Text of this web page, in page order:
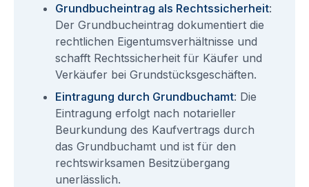
Grundbucheintrag als Rechtssicherheit:
Der Grundbucheintrag dokumentiert die
rechtlichen Eigentumsverhältnisse und
schafft Rechtssicherheit für Käufer und
Verkäufer bei Grundstücksgeschäften.
Eintragung durch Grundbuchamt: Die
Eintragung erfolgt nach notarieller
Beurkundung des Kaufvertrags durch
das Grundbuchamt und ist für den
rechtswirksamen Besitzübergang
unerlässlich.